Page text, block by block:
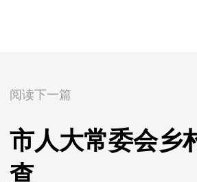
阅读下一篇
市人大常委会乡
查